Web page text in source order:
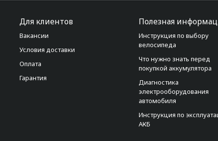
Для клиентов
Вакансии
Условия доставки
Оплата
Гарантия
Полезная
Инструкция по выбору
велосипеда
Что нужно знать перед
покупкой аккумулятора
Диагностика
электрооборудования
автомобиля
Инструкция по
АКБ